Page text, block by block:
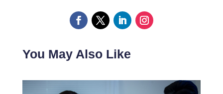
You May Also Like